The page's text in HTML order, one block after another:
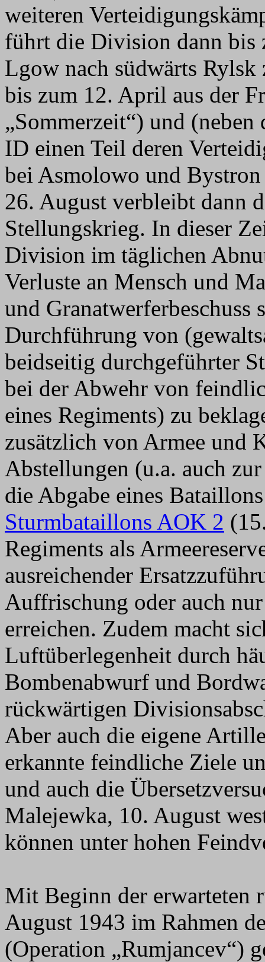
weiteren
führt die Division dann bis
Lgow nach südwärts
bis zum 12. April aus der
„Sommerzeit“) und
ID einen Teil deren
bei Asmolowo und
26. August verbleibt dann
Stellungskrieg. In dieser
Division im täglichen
Verluste an Mensch und
und
Durchführung von
beidseitig durchgeführter
bei der Abwehr von
eines Regiments) zu
zusätzlich von Armee und
Abstellungen (u.a. auch
die Abgabe eines
Sturmbataillons AOK 2
Regiments als
ausreichender
Auffrischung oder auch
erreichen. Zudem macht
Luftüberlegenheit durch
Bombenabwurf und
rückwärtigen
Aber auch die eigene
erkannte feindliche Ziele
und auch die
Malejewka, 10. August
können unter hohen
Mit Beginn der erwarteten
August 1943 im Rahmen
(Operation „Rumjancev“)